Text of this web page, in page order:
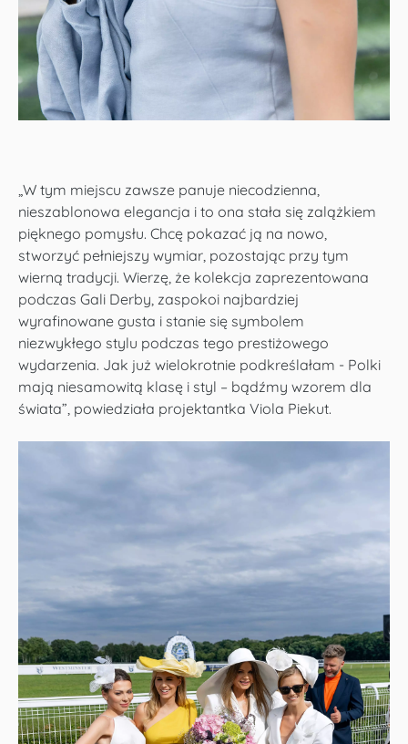
„W tym miejscu zawsze panuje niecodzienna,
nieszablonowa elegancja i to ona stała się zalążkiem
pięknego pomysłu. Chcę pokazać ją na nowo,
stworzyć pełniejszy wymiar, pozostając przy tym
wierną tradycji. Wierzę, że kolekcja zaprezentowana
podczas Gali Derby, zaspokoi najbardziej
wyrafinowane gusta i stanie się symbolem
niezwykłego stylu podczas tego prestiżowego
wydarzenia. Jak już wielokrotnie podkreślałam - Polki
mają niesamowitą klasę i styl – bądźmy wzorem dla
świata”, powiedziała projektantka Viola Piekut.